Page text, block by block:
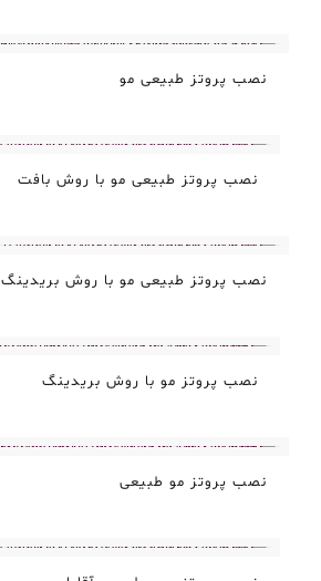
نصب پروتز طبیعی مو
نصب پروتز طبیعی مو با روش بافت
نصب پروتز طبیعی مو با روش بریدینگ
نصب پروتز مو با روش بریدینگ
نصب پروتز مو طبیعی